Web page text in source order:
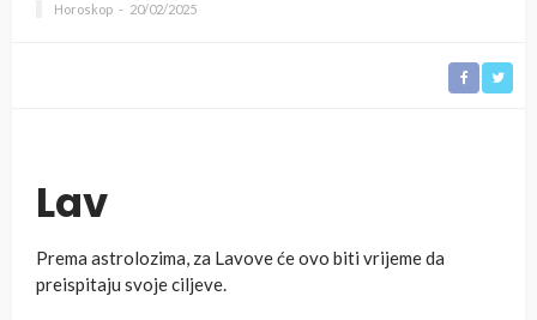
Horoskop 20/02/2025
Lav
Prema astrolozima, za Lavove će ovo biti vrijeme da
preispitaju svoje ciljeve.